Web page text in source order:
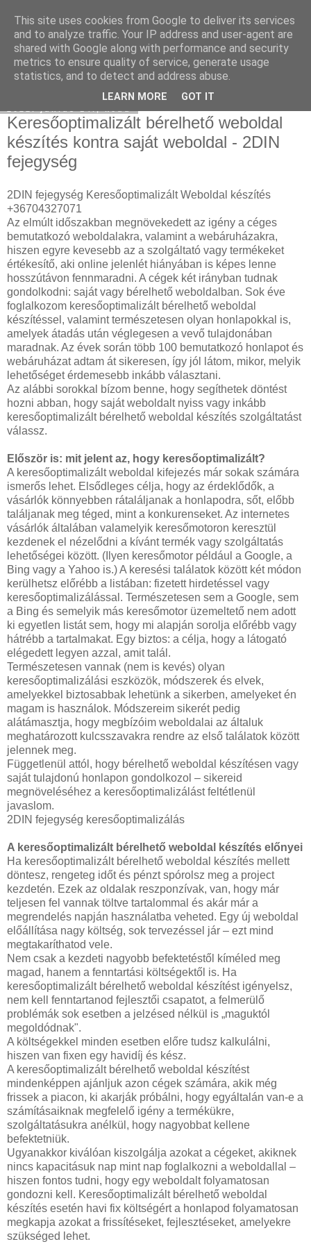
Hulladékgyűjtés
Keresőoptimalizált bérelhető weboldal
készítés kontra saját weboldal - 2DIN
fejegység
2DIN fejegység Keresőoptimalizált Weboldal készítés
+36704327071
Az elmúlt időszakban megnövekedett az igény a céges
bemutatkozó weboldalakra, valamint a webáruházakra,
hiszen egyre kevesebb az a szolgáltató vagy termékeket
értékesítő, aki online jelenlét hiányában is képes lenne
hosszútávon fennmaradni. A cégek két irányban tudnak
gondolkodni: saját vagy bérelhető weboldalban. Sok éve
foglalkozom keresőoptimalizált bérelhető weboldal
készítéssel, valamint természetesen olyan honlapokkal is,
amelyek átadás után véglegesen a vevő tulajdonában
maradnak. Az évek során több 100 bemutatkozó honlapot és
webáruházat adtam át sikeresen, így jól látom, mikor, melyik
lehetőséget érdemesebb inkább választani.
Az alábbi sorokkal bízom benne, hogy segíthetek döntést
hozni abban, hogy saját weboldalt nyiss vagy inkább
keresőoptimalizált bérelhető weboldal készítés szolgáltatást
válassz.
Először is: mit jelent az, hogy keresőoptimalizált?
A keresőoptimalizált weboldal kifejezés már sokak számára
ismerős lehet. Elsődleges célja, hogy az érdeklődők, a
vásárlók könnyebben rátaláljanak a honlapodra, sőt, előbb
találjanak meg téged, mint a konkurenseket. Az internetes
vásárlók általában valamelyik keresőmotoron keresztül
kezdenek el nézelődni a kívánt termék vagy szolgáltatás
lehetőségei között. (Ilyen keresőmotor például a Google, a
Bing vagy a Yahoo is.) A keresési találatok között két módon
kerülhetsz előrébb a listában: fizetett hirdetéssel vagy
keresőoptimalizálással. Természetesen sem a Google, sem
a Bing és semelyik más keresőmotor üzemeltető nem adott
ki egyetlen listát sem, hogy mi alapján sorolja előrébb vagy
hátrébb a tartalmakat. Egy biztos: a célja, hogy a látogató
elégedett legyen azzal, amit talál.
Természetesen vannak (nem is kevés) olyan
keresőoptimalizálási eszközök, módszerek és elvek,
amelyekkel biztosabbak lehetünk a sikerben, amelyeket én
magam is használok. Módszereim sikerét pedig
alátámasztja, hogy megbízóim weboldalai az általuk
meghatározott kulcsszavakra rendre az első találatok között
jelennek meg.
Függetlenül attól, hogy bérelhető weboldal készítésen vagy
saját tulajdonú honlapon gondolkozol – sikereid
megnöveléséhez a keresőoptimalizálást feltétlenül
javaslom.
2DIN fejegység keresőoptimalizálás
A keresőoptimalizált bérelhető weboldal készítés előnyei
Ha keresőoptimalizált bérelhető weboldal készítés mellett
döntesz, rengeteg időt és pénzt spórolsz meg a project
kezdetén. Ezek az oldalak reszponzívak, van, hogy már
teljesen fel vannak töltve tartalommal és akár már a
megrendelés napján használatba veheted. Egy új weboldal
előállítása nagy költség, sok tervezéssel jár – ezt mind
megtakaríthatod vele.
Nem csak a kezdeti nagyobb befektetéstől kíméled meg
magad, hanem a fenntartási költségektől is. Ha
keresőoptimalizált bérelhető weboldal készítést igényelsz,
nem kell fenntartanod fejlesztői csapatot, a felmerülő
problémák sok esetben a jelzésed nélkül is „maguktól
megoldódnak".
A költségekkel minden esetben előre tudsz kalkulálni,
hiszen van fixen egy havidíj és kész.
A keresőoptimalizált bérelhető weboldal készítést
mindenképpen ajánljuk azon cégek számára, akik még
frissek a piacon, ki akarják próbálni, hogy egyáltalán van-e a
számításaiknak megfelelő igény a termékükre,
szolgáltatásukra anélkül, hogy nagyobbat kellene
befektetniük.
Ugyanakkor kiválóan kiszolgálja azokat a cégeket, akiknek
nincs kapacitásuk nap mint nap foglalkozni a weboldallal –
hiszen fontos tudni, hogy egy weboldalt folyamatosan
gondozni kell. Keresőoptimalizált bérelhető weboldal
készítés esetén havi fix költségért a honlapod folyamatosan
megkapja azokat a frissítéseket, fejlesztéseket, amelyekre
szükséged lehet.
This site uses cookies from Google to deliver its services
and to analyze traffic. Your IP address and user-agent are
shared with Google along with performance and security
metrics to ensure quality of service, generate usage
statistics, and to detect and address abuse.
LEARN MORE GOT IT